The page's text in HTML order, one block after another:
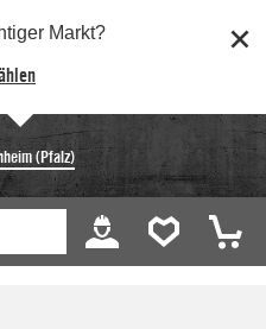
Markt?
(Pfalz)